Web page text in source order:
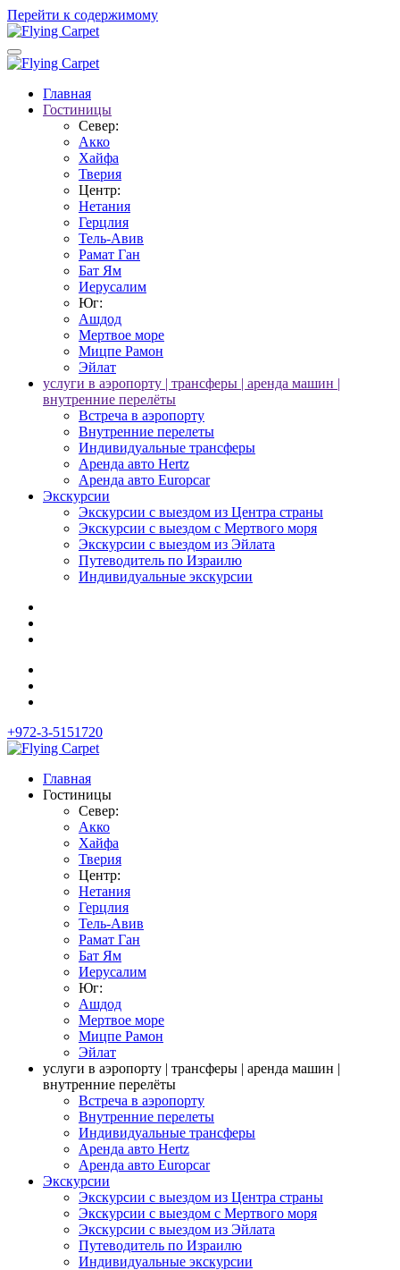
Перейти к содержимому
Главная
Гостиницы
Север:
Акко
Хайфа
Тверия
Центр:
Нетания
Герцлия
Тель-Авив
Рамат Ган
Бат Ям
Иерусалим
Юг:
Ашдод
Мертвое море
Мицпе Рамон
Эйлат
услуги в аэропорту | трансферы | аренда машин |
внутренние перелёты
Встреча в аэропорту
Внутренние перелеты
Индивидуальные трансферы
Аренда авто Hertz
Аренда авто Europcar
Экскурсии
Экскурсии с выездом из Центра страны
Экскурсии с выездом c Мертвого моря
Экскурсии с выездом из Эйлата
Путеводитель по Израилю
Индивидуальные экскурсии
+972-3-5151720
Главная
Гостиницы
Север:
Акко
Хайфа
Тверия
Центр:
Нетания
Герцлия
Тель-Авив
Рамат Ган
Бат Ям
Иерусалим
Юг:
Ашдод
Мертвое море
Мицпе Рамон
Эйлат
услуги в аэропорту | трансферы | аренда машин |
внутренние перелёты
Встреча в аэропорту
Внутренние перелеты
Индивидуальные трансферы
Аренда авто Hertz
Аренда авто Europcar
Экскурсии
Экскурсии с выездом из Центра страны
Экскурсии с выездом c Мертвого моря
Экскурсии с выездом из Эйлата
Путеводитель по Израилю
Индивидуальные экскурсии